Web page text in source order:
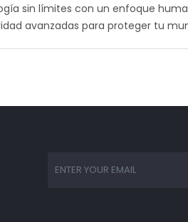
sin límites con un enfoque
avanzadas para proteger tu